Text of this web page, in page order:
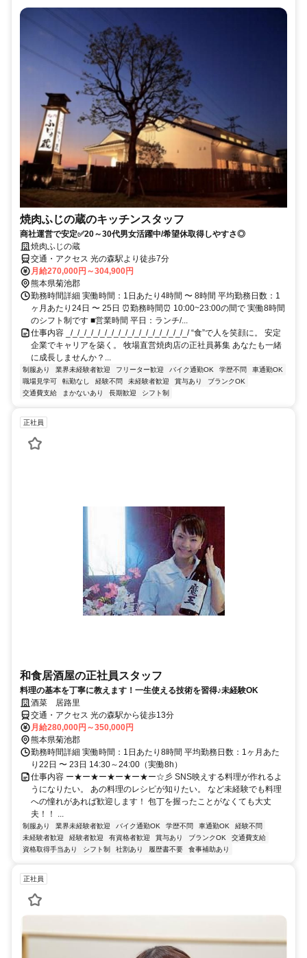
焼肉ふじの蔵のキッチンスタッフ
商社運営で安定✅20～30代男女活躍中/希望休取得しやすさ◎
焼肉ふじの蔵
交通・アクセス 光の森駅より徒歩7分
月給270,000円～304,900円
熊本県菊池郡
勤務時間詳細 実働時間：1日あたり4時間 〜 8時間 平均勤務日数：1
ヶ月あたり24日 〜 25日 ⏰勤務時間⏰ 10:00~23:00の間で 実働8時間
のシフト制です ■営業時間 平日：ランチ/...
仕事内容 _/_/_/_/_/_/_/_/_/_/_/_/_/_/_/_/_/_/ “食”で人を笑顔に。 安定
企業でキャリアを築く。 牧場直営焼肉店の正社員募集 あなたも一緒
に成長しませんか？...
制服あり 業界未経験者歓迎 フリーター歓迎 バイク通勤OK 学歴不問
車通勤OK
職場見学可
転勤なし 経験不問 未経験者歓迎 賞与あり
ブランクOK
交通費支給
まかないあり 長期歓迎 シフト制
正社員
和食居酒屋の正社員スタッフ
料理の基本を丁寧に教えます！一生使える技術を習得♪未経験OK
酒菜 居路里
交通・アクセス 光の森駅から徒歩13分
月給280,000円～350,000円
熊本県菊池郡
勤務時間詳細 実働時間：1日あたり8時間 平均勤務日数：1ヶ月あた
り22日 〜 23日 14:30～24:00（実働8h）
仕事内容 ー★ー★ー★ー★ー★ー☆彡 SNS映えする料理が作れるよ
うになりたい。 あの料理のレシピが知りたい。 など未経験でも料理
への憧れがあれば歓迎します！ 包丁を握ったことがなくても大丈
夫！！ ...
制服あり 業界未経験者歓迎 バイク通勤OK 学歴不問 車通勤OK
経験不問
未経験者歓迎
経験者歓迎 有資格者歓迎 賞与あり ブランクOK
交通費支給
資格取得手当あり
シフト制 社割あり 履歴書不要 食事補助あり
正社員